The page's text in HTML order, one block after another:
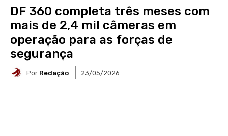
DF 360 completa três meses com
mais de 2,4 mil câmeras em
operação para as forças de
segurança
Por Redação 23/05/2026